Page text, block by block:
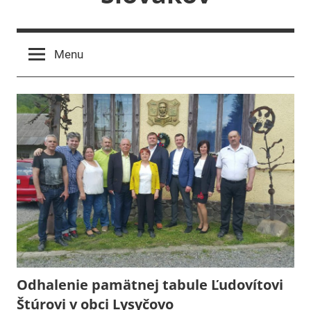
Menu
Odhalenie pamätnej tabule Ľudovítovi
Štúrovi v obci Lysyčovo